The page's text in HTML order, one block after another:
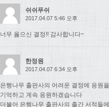
쉬쉬푸쉬
2017.04.07 5:46 오후
너무 옳으신 결정!! 감사합니다~
한정원
2017.04.07 6:34 오후
은행나무 출판사의 어려운 결정에 응원
기억하고 계속 응원하겠습니다
더불어 은행나무 출판사의 출간 서적들